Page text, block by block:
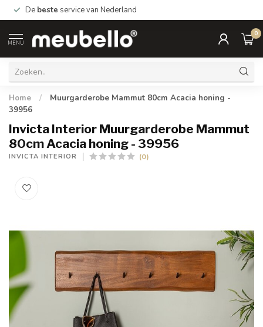
De beste service van Nederland
MENU
0
Home /
Muurgarderobe Mammut 80cm Acacia honing -
39956
Invicta Interior Muurgarderobe Mammut
80cm Acacia honing - 39956
INVICTA INTERIOR (0)